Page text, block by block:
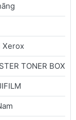
Xerox
TONER BOX